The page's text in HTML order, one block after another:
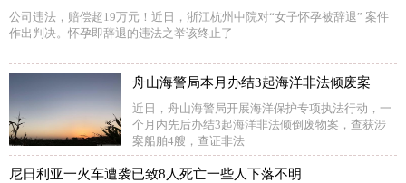
公司违法，赔偿超19万元！近日，浙江杭州中院对“女子怀孕被辞退” 案件
作出判决。怀孕即辞退的违法之举该终止了
舟山海警局本月办结3起海洋非法倾废案
近日，舟山海警局开展海洋保护专项执法行动，一
个月内先后办结3起海洋非法倾倒废物案，查获涉
案船舶4艘，查证非法
尼日利亚一火车遭袭已致8人死亡一些人下落不明